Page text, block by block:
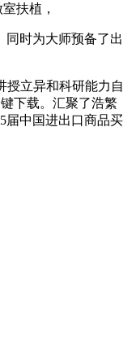
扶植，
时为大师预备了出
立异和科研能力自
下载。汇聚了浩繁
届中国进出口商品买